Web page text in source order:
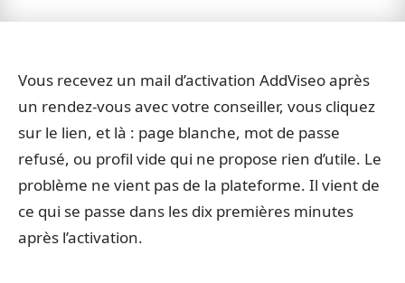
Vous recevez un mail d’activation AddViseo après
un rendez-vous avec votre conseiller, vous cliquez
sur le lien, et là : page blanche, mot de passe
refusé, ou profil vide qui ne propose rien d’utile. Le
problème ne vient pas de la plateforme. Il vient de
ce qui se passe dans les dix premières minutes
après l’activation.